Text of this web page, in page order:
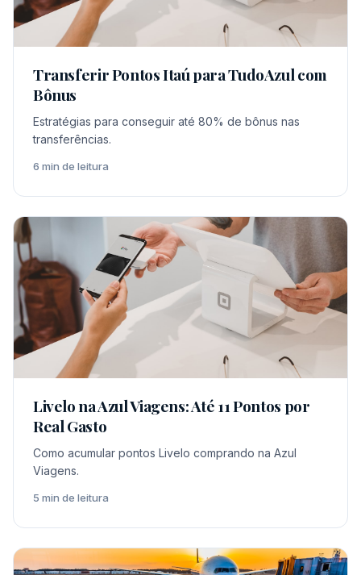
Transferir Pontos Itaú para TudoAzul com
Bônus
Estratégias para conseguir até 80% de bônus nas
transferências.
6 min de leitura
Livelo na Azul Viagens: Até 11 Pontos por
Real Gasto
Como acumular pontos Livelo comprando na Azul
Viagens.
5 min de leitura